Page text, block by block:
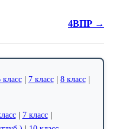
4ВПР →
класс| 7 класс| 8 класс|
| 7 класс|